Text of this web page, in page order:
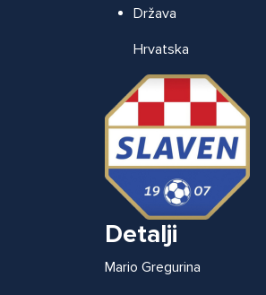
Država
Hrvatska
Detalji
Mario Gregurina